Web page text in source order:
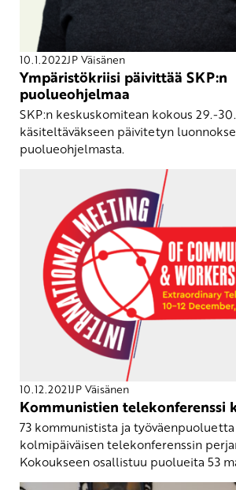
10.1.2022JP Väisänen
Ympäristökriisi päivittää SKP:n
puolueohjelmaa
SKP:n keskuskomitean kokous 29.-
käsiteltäväkseen päivitetyn
puolueohjelmasta.
10.12.2021JP Väisänen
Kommunistien telekonferenssi
73 kommunistista ja
kolmipäiväisen telekonferenssin
Kokoukseen osallistuu puolueita 53